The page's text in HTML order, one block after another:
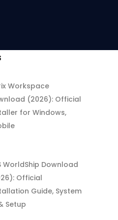
Workspace
(2026): Official
for Windows,
WorldShip Download
Official
Guide, System
Setup